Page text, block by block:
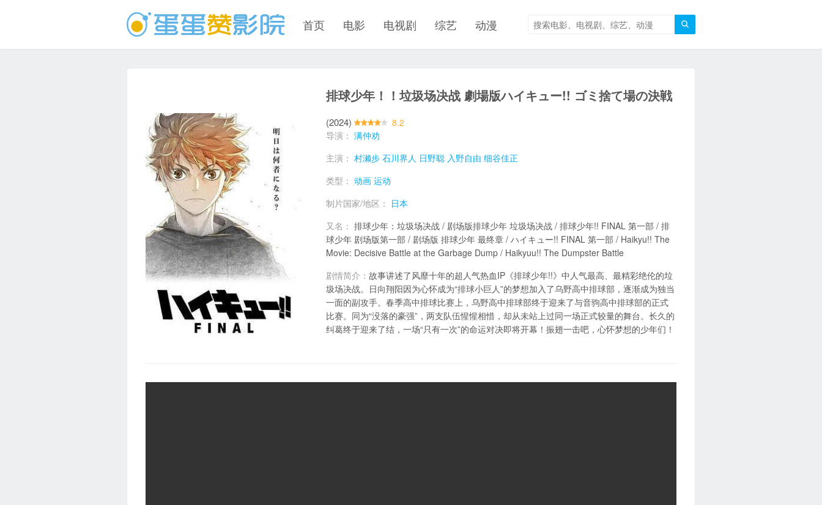

首页 电影 电视剧 综艺 动漫
排球少年！！垃圾场决战 劇場版ハイキュー!! ゴミ捨て場の決戦
(2024)
8.2
导演： 满仲劝
主演： 村濑步 石川界人 日野聪 入野自由 细谷佳正
类型： 动画 运动
制片国家/地区： 日本
又名： 排球少年：垃圾场决战 / 剧场版排球少年 垃圾场决战 / 排球少年!! FINAL 第一部 / 排
球少年 剧场版第一部 / 剧场版 排球少年 最终章 / ハイキュー!! FINAL 第一部 / Haikyu!! The
Movie: Decisive Battle at the Garbage Dump / Haikyuu!! The Dumpster Battle
剧情简介： 故事讲述了风靡十年的超人气热血IP《排球少年!!》中人气最高、最精彩绝伦的垃
圾场决战。日向翔阳因为心怀成为“排球小巨人”的梦想加入了乌野高中排球部，逐渐成为独当
一面的副攻手。春季高中排球比赛上，乌野高中排球部终于迎来了与音驹高中排球部的正式
比赛。同为“没落的豪强”，两支队伍惺惺相惜，却从未站上过同一场正式较量的舞台。长久的
纠葛终于迎来了结，一场“只有一次”的命运对决即将开幕！振翅一击吧，心怀梦想的少年们！